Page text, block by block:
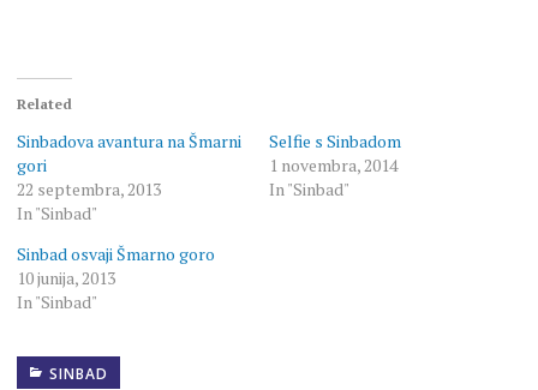
Related
Sinbadova avantura na Šmarni
gori
22 septembra, 2013
In "Sinbad"
Selfie s Sinbadom
1 novembra, 2014
In "Sinbad"
Sinbad osvaji Šmarno goro
10 junija, 2013
In "Sinbad"
SINBAD